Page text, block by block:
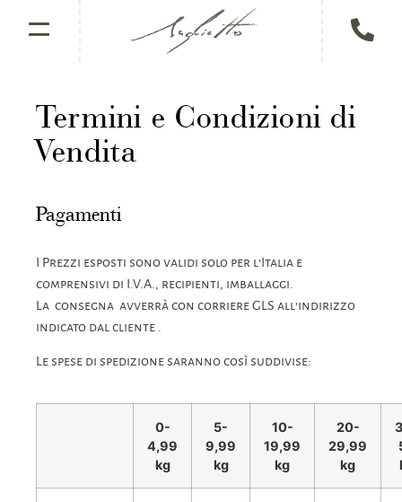
=
Termini e Condizioni di
Vendita
Pagamenti
I Prezzi esposti sono validi solo per l’Italia e
comprensivi di I.V.A., recipienti, imballaggi.
La consegna avverrà con corriere GLS all’indirizzo
indicato dal cliente .
Le spese di spedizione saranno così suddivise:
0-
4,99
kg
5-
9,99
kg
10-
19,99
kg
20-
29,99
kg